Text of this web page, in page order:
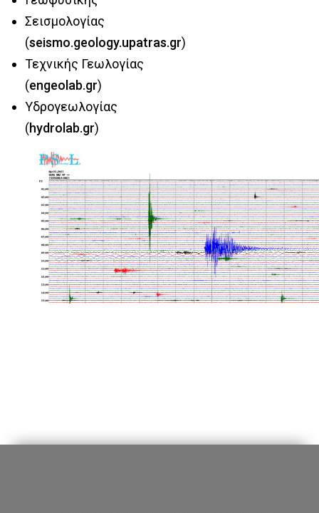
Σεισμολογίας
(seismo.geology.upatras.gr)
Τεχνικής Γεωλογίας
(engeolab.gr)
Υδρογεωλογίας
(hydrolab.gr)